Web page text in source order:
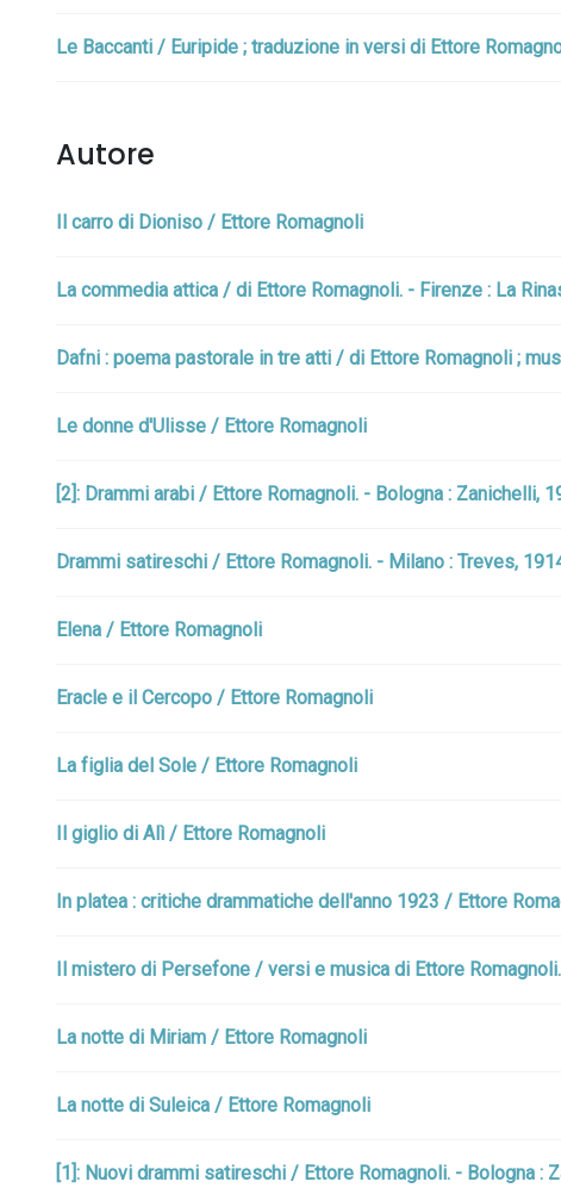
Le Baccanti / Euripide ; traduzione in versi di Ettore
Autore
Il carro di Dioniso / Ettore Romagnoli
La commedia attica / di Ettore Romagnoli. - Firenze : La
Dafni : poema pastorale in tre atti / di Ettore Romagnoli ;
Le donne d'Ulisse / Ettore Romagnoli
[2]: Drammi arabi / Ettore Romagnoli. - Bologna : Zanichelli,
Drammi satireschi / Ettore Romagnoli. - Milano : Treves,
Elena / Ettore Romagnoli
Eracle e il Cercopo / Ettore Romagnoli
La figlia del Sole / Ettore Romagnoli
Il giglio di Alì / Ettore Romagnoli
In platea : critiche drammatiche dell'anno 1923 / Ettore
Il mistero di Persefone / versi e musica di Ettore
La notte di Miriam / Ettore Romagnoli
La notte di Suleica / Ettore Romagnoli
[1]: Nuovi drammi satireschi / Ettore Romagnoli. - Bologna :